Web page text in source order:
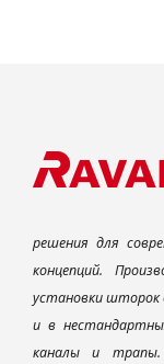
решения для
концепций.
установки шторок
и в
каналы и